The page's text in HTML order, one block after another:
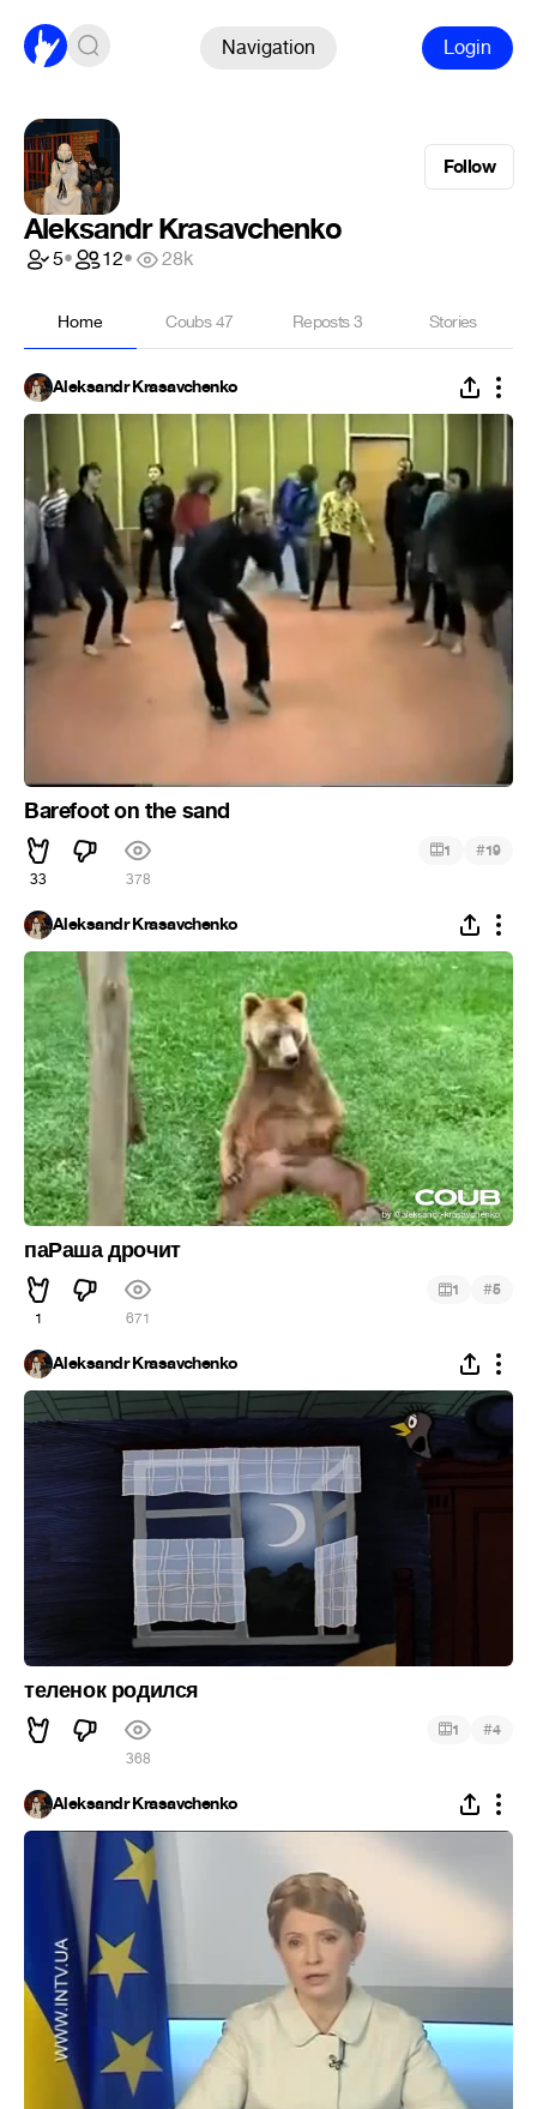
Navigation Login
Follow
Aleksandr Krasavchenko
5• 12• 28k
Home Coubs47 Reposts3 Stories
Aleksandr Krasavchenko
Barefoot on the sand
33 378
1 #19
Aleksandr Krasavchenko
паРаша дрочит
1 671
1 #5
Aleksandr Krasavchenko
теленок родился
368
1 #4
Aleksandr Krasavchenko